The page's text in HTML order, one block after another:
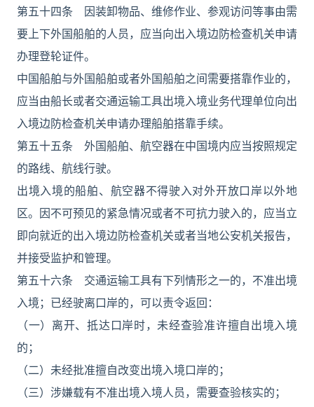
第五十四条 因装卸物品、维修作业、参观访问等事由需
要上下外国船舶的人员，应当向出入境边防检查机关申请
办理登轮证件。
中国船舶与外国船舶或者外国船舶之间需要搭靠作业的，
应当由船长或者交通运输工具出境入境业务代理单位向出
入境边防检查机关申请办理船舶搭靠手续。
第五十五条 外国船舶、航空器在中国境内应当按照规定
的路线、航线行驶。
出境入境的船舶、航空器不得驶入对外开放口岸以外地
区。因不可预见的紧急情况或者不可抗力驶入的，应当立
即向就近的出入境边防检查机关或者当地公安机关报告，
并接受监护和管理。
第五十六条 交通运输工具有下列情形之一的，不准出境
入境；已经驶离口岸的，可以责令返回：
（一）离开、抵达口岸时，未经查验准许擅自出境入境
的；
（二）未经批准擅自改变出境入境口岸的；
（三）涉嫌载有不准出境入境人员，需要查验核实的；